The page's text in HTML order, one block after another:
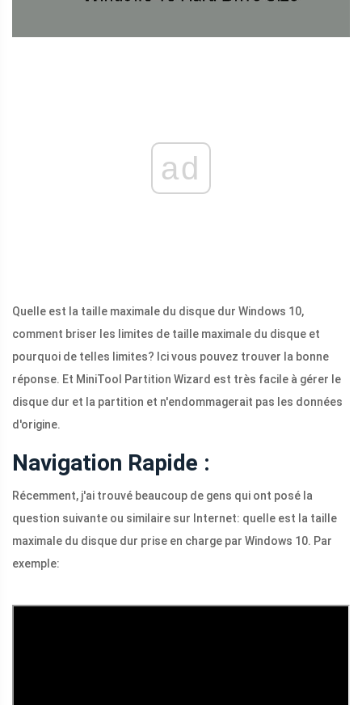
ad
Quelle est la taille maximale du disque dur Windows 10,
comment briser les limites de taille maximale du disque et
pourquoi de telles limites? Ici vous pouvez trouver la bonne
réponse. Et MiniTool Partition Wizard est très facile à gérer le
disque dur et la partition et n'endommagerait pas les données
d'origine.
Navigation Rapide :
Récemment, j'ai trouvé beaucoup de gens qui ont posé la
question suivante ou similaire sur Internet: quelle est la taille
maximale du disque dur prise en charge par Windows 10. Par
exemple: